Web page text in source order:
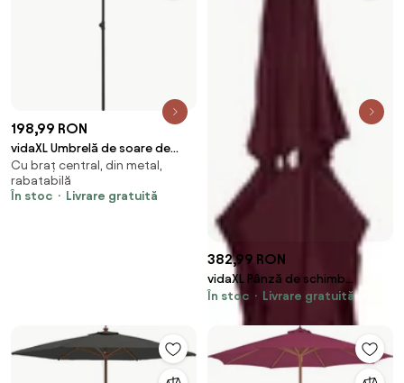
198,99 RON
vidaXL Umbrelă de soare de
plajă, antracit, 180x120 cm
Cu braț central, din metal,
rabatabilă
În stoc
Livrare gratuită
382,99 RON
vidaXL Pânză de schimb
umbrelă de soare de grădină
roșu bordo 610 cm
În stoc Livrare gratuită